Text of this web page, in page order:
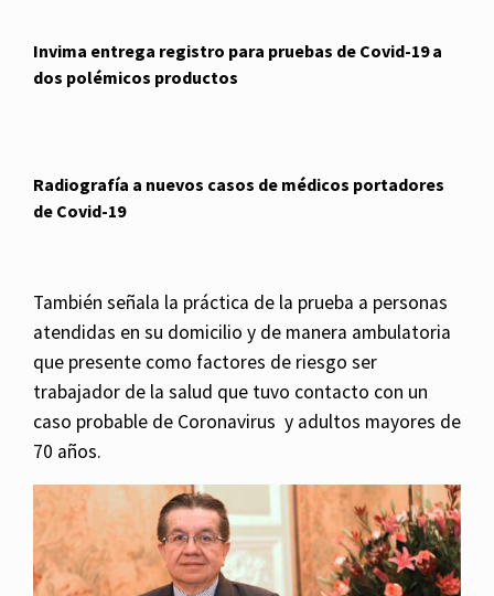
Invima entrega registro para pruebas de Covid-19 a
dos polémicos productos
Radiografía a nuevos casos de médicos portadores
de Covid-19
También señala la práctica de la prueba a personas
atendidas en su domicilio y de manera ambulatoria
que presente como factores de riesgo ser
trabajador de la salud que tuvo contacto con un
caso probable de Coronavirus y adultos mayores de
70 años.